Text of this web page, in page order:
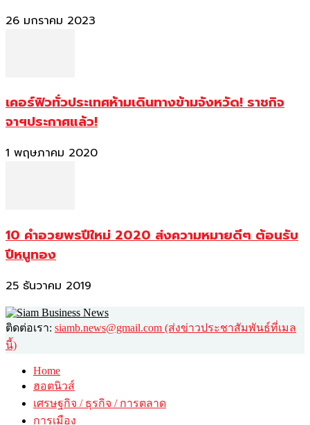
26 มกราคม 2023
เคอร์ฟิวทั่วประเทศห้ามเดินทางข้ามจังหวัด! ราชกิจ
จาฯประกาศแล้ว!
1 พฤษภาคม 2020
10 คำอวยพรปีใหม่ 2020 ส่งความหมายดีๆ ต้อนรับ
ปีหนูทอง
25 ธันวาคม 2019
ติดต่อเรา: siamb.news@gmail.com (ส่งข่าวประชาสัมพันธ์ที่เมล
นี้)
Home
ฮอตนิวส์
เศรษฐกิจ / ธุรกิจ / การตลาด
การเมือง